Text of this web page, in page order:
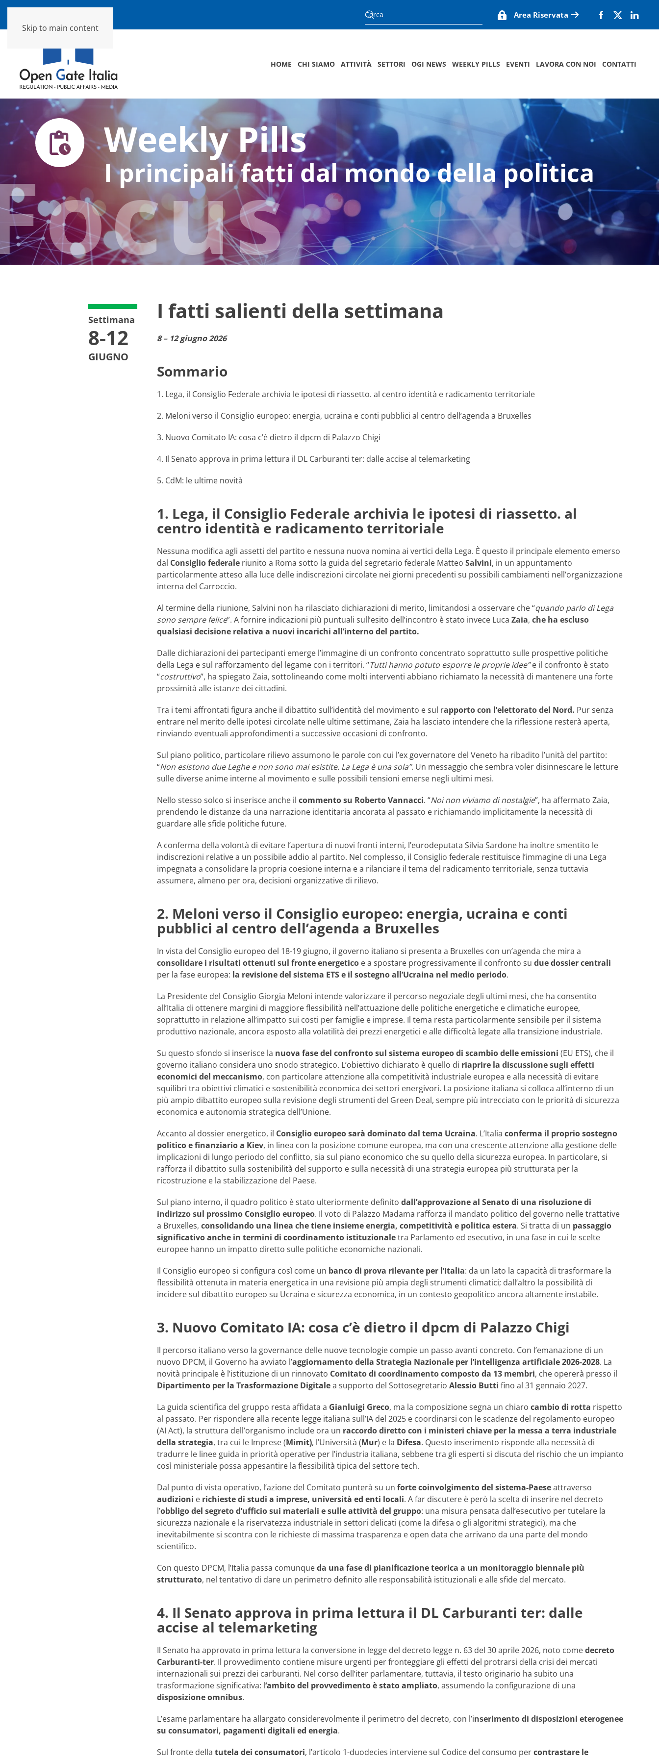
Skip to main content
Area Riservata
HOME CHI SIAMO ATTIVITÀ SETTORI OGI NEWS WEEKLY PILLS EVENTI LAVORA CON NOI CONTATTI
Weekly Pills
I principali fatti dal mondo della politica
Settimana
8-12
GIUGNO
I fatti salienti della settimana
8 – 12 giugno 2026
Sommario
1. Lega, il Consiglio Federale archivia le ipotesi di riassetto. al centro identità e radicamento territoriale
2. Meloni verso il Consiglio europeo: energia, ucraina e conti pubblici al centro dell’agenda a Bruxelles
3. Nuovo Comitato IA: cosa c’è dietro il dpcm di Palazzo Chigi
4. Il Senato approva in prima lettura il DL Carburanti ter: dalle accise al telemarketing
5. CdM: le ultime novità
1. Lega, il Consiglio Federale archivia le ipotesi di riassetto. al
centro identità e radicamento territoriale
Nessuna modifica agli assetti del partito e nessuna nuova nomina ai vertici della Lega. È questo il principale elemento emerso
dal Consiglio federale riunito a Roma sotto la guida del segretario federale Matteo Salvini, in un appuntamento
particolarmente atteso alla luce delle indiscrezioni circolate nei giorni precedenti su possibili cambiamenti nell’organizzazione
interna del Carroccio.
Al termine della riunione, Salvini non ha rilasciato dichiarazioni di merito, limitandosi a osservare che “quando parlo di Lega
sono sempre felice”. A fornire indicazioni più puntuali sull’esito dell’incontro è stato invece Luca Zaia, che ha escluso
qualsiasi decisione relativa a nuovi incarichi all’interno del partito.
Dalle dichiarazioni dei partecipanti emerge l’immagine di un confronto concentrato soprattutto sulle prospettive politiche
della Lega e sul rafforzamento del legame con i territori. “Tutti hanno potuto esporre le proprie idee”e il confronto è stato
“costruttivo”, ha spiegato Zaia, sottolineando come molti interventi abbiano richiamato la necessità di mantenere una forte
prossimità alle istanze dei cittadini.
Tra i temi affrontati figura anche il dibattito sull’identità del movimento e sul rapporto con l’elettorato del Nord. Pur senza
entrare nel merito delle ipotesi circolate nelle ultime settimane, Zaia ha lasciato intendere che la riflessione resterà aperta,
rinviando eventuali approfondimenti a successive occasioni di confronto.
Sul piano politico, particolare rilievo assumono le parole con cui l’ex governatore del Veneto ha ribadito l’unità del partito:
“Non esistono due Leghe e non sono mai esistite. La Lega è una sola”. Un messaggio che sembra voler disinnescare le letture
sulle diverse anime interne al movimento e sulle possibili tensioni emerse negli ultimi mesi.
Nello stesso solco si inserisce anche il commento su Roberto Vannacci. “Noi non viviamo di nostalgie”, ha affermato Zaia,
prendendo le distanze da una narrazione identitaria ancorata al passato e richiamando implicitamente la necessità di
guardare alle sfide politiche future.
A conferma della volontà di evitare l’apertura di nuovi fronti interni, l’eurodeputata Silvia Sardone ha inoltre smentito le
indiscrezioni relative a un possibile addio al partito. Nel complesso, il Consiglio federale restituisce l’immagine di una Lega
impegnata a consolidare la propria coesione interna e a rilanciare il tema del radicamento territoriale, senza tuttavia
assumere, almeno per ora, decisioni organizzative di rilievo.
2. Meloni verso il Consiglio europeo: energia, ucraina e conti
pubblici al centro dell’agenda a Bruxelles
In vista del Consiglio europeo del 18-19 giugno, il governo italiano si presenta a Bruxelles con un’agenda che mira a
consolidare i risultati ottenuti sul fronte energetico e a spostare progressivamente il confronto su due dossier centrali
per la fase europea: la revisione del sistema ETS e il sostegno all’Ucraina nel medio periodo.
La Presidente del Consiglio Giorgia Meloni intende valorizzare il percorso negoziale degli ultimi mesi, che ha consentito
all’Italia di ottenere margini di maggiore flessibilità nell’attuazione delle politiche energetiche e climatiche europee,
soprattutto in relazione all’impatto sui costi per famiglie e imprese. Il tema resta particolarmente sensibile per il sistema
produttivo nazionale, ancora esposto alla volatilità dei prezzi energetici e alle difficoltà legate alla transizione industriale.
Su questo sfondo si inserisce la nuova fase del confronto sul sistema europeo di scambio delle emissioni (EU ETS), che il
governo italiano considera uno snodo strategico. L’obiettivo dichiarato è quello di riaprire la discussione sugli effetti
economici del meccanismo, con particolare attenzione alla competitività industriale europea e alla necessità di evitare
squilibri tra obiettivi climatici e sostenibilità economica dei settori energivori. La posizione italiana si colloca all’interno di un
più ampio dibattito europeo sulla revisione degli strumenti del Green Deal, sempre più intrecciato con le priorità di sicurezza
economica e autonomia strategica dell’Unione.
Accanto al dossier energetico, il Consiglio europeo sarà dominato dal tema Ucraina. L’Italia conferma il proprio sostegno
politico e finanziario a Kiev, in linea con la posizione comune europea, ma con una crescente attenzione alla gestione delle
implicazioni di lungo periodo del conflitto, sia sul piano economico che su quello della sicurezza europea. In particolare, si
rafforza il dibattito sulla sostenibilità del supporto e sulla necessità di una strategia europea più strutturata per la
ricostruzione e la stabilizzazione del Paese.
Sul piano interno, il quadro politico è stato ulteriormente definito dall’approvazione al Senato di una risoluzione di
indirizzo sul prossimo Consiglio europeo. Il voto di Palazzo Madama rafforza il mandato politico del governo nelle trattative
a Bruxelles, consolidando una linea che tiene insieme energia, competitività e politica estera. Si tratta di un passaggio
significativo anche in termini di coordinamento istituzionaletra Parlamento ed esecutivo, in una fase in cui le scelte
europee hanno un impatto diretto sulle politiche economiche nazionali.
Il Consiglio europeo si configura così come un banco di prova rilevante per l’Italia: da un lato la capacità di trasformare la
flessibilità ottenuta in materia energetica in una revisione più ampia degli strumenti climatici; dall’altro la possibilità di
incidere sul dibattito europeo su Ucraina e sicurezza economica, in un contesto geopolitico ancora altamente instabile.
3. Nuovo Comitato IA: cosa c’è dietro il dpcm di Palazzo Chigi
Il percorso italiano verso la governance delle nuove tecnologie compie un passo avanti concreto. Con l’emanazione di un
nuovo DPCM, il Governo ha avviato l’aggiornamento della Strategia Nazionale per l’intelligenza artificiale 2026-2028. La
novità principale è l’istituzione di un rinnovato Comitato di coordinamento composto da 13 membri, che opererà presso il
Dipartimento per la Trasformazione Digitalea supporto del Sottosegretario Alessio Butti fino al 31 gennaio 2027.
La guida scientifica del gruppo resta affidata a Gianluigi Greco, ma la composizione segna un chiaro cambio di rotta rispetto
al passato. Per rispondere alla recente legge italiana sull’IA del 2025 e coordinarsi con le scadenze del regolamento europeo
(AI Act), la struttura dell’organismo include ora un raccordo diretto con i ministeri chiave per la messa a terra industriale
della strategia, tra cui le Imprese (Mimit), l’Università (Mur) e la Difesa. Questo inserimento risponde alla necessità di
tradurre le linee guida in priorità operative per l’industria italiana, sebbene tra gli esperti si discuta del rischio che un impianto
così ministeriale possa appesantire la flessibilità tipica del settore tech.
Dal punto di vista operativo, l’azione del Comitato punterà su un forte coinvolgimento del sistema-Paeseattraverso
audizioni e richieste di studi a imprese, università ed enti locali. A far discutere è però la scelta di inserire nel decreto
l’obbligo del segreto d’ufficio sui materiali e sulle attività del gruppo: una misura pensata dall’esecutivo per tutelare la
sicurezza nazionale e la riservatezza industriale in settori delicati (come la difesa o gli algoritmi strategici), ma che
inevitabilmente si scontra con le richieste di massima trasparenza e open data che arrivano da una parte del mondo
scientifico.
Con questo DPCM, l’Italia passa comunqueda una fase di pianificazione teorica a un monitoraggio biennale più
strutturato, nel tentativo di dare un perimetro definito alle responsabilità istituzionali e alle sfide del mercato.
4. Il Senato approva in prima lettura il DL Carburanti ter: dalle
accise al telemarketing
Il Senato ha approvato in prima lettura la conversione in legge del decreto legge n. 63 del 30 aprile 2026, noto comedecreto
Carburanti-ter. Il provvedimento contiene misure urgenti per fronteggiare gli effetti del protrarsi della crisi dei mercati
internazionali sui prezzi dei carburanti. Nel corso dell’iter parlamentare, tuttavia, il testo originario ha subito una
trasformazione significativa: l‘ambito del provvedimento è stato ampliato, assumendo la configurazione di una
disposizione omnibus.
L’esame parlamentare ha allargato considerevolmente il perimetro del decreto, con l’inserimento di disposizioni eterogenee
su consumatori, pagamenti digitali ed energia.
Sul fronte della tutela dei consumatori, l’articolo 1-duodecies interviene sul Codice del consumo percontrastare le